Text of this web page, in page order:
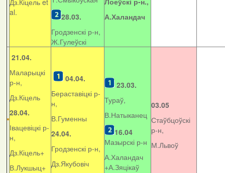
Дз.Кіцель et
al.
28.03.
Гродзенскі р-н,
Ж.Гулеўскі
А.Халандач
21.04.
Маларыцкі
р-н,
Дз.Кіцель
28.04.
Івацевіцкі р-
н,
Дз.Кіцель+
В.Лукшыц+
04.04.
Бераставіцкі р-
н,
В.Гуменны
24.04.
Гродзенскі р-н,
Дз.Якубовіч
23.03.
Тураў,
В.Натыканец
16.04
Мазырскі р-н
А.Халандач
+А.Зяцікаў
03.05
Стаўбцоўскі
р-н,
М.Львоў